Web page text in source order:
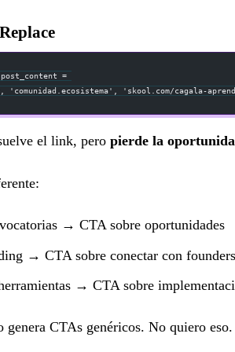
post_content =
'comunidad.ecosistema', 'skool.com/cagala-
el link, pero pierde la
→ CTA sobre oportunidades
→ CTA sobre conectar con founders
→ CTA sobre
genera CTAs genéricos. No quiero eso.